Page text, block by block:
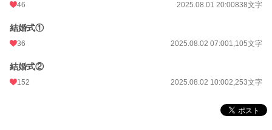
46 2025.08.01 20:00838文字
結婚式①
36 2025.08.02 07:001,105文字
結婚式②
152 2025.08.02 10:002,253文字